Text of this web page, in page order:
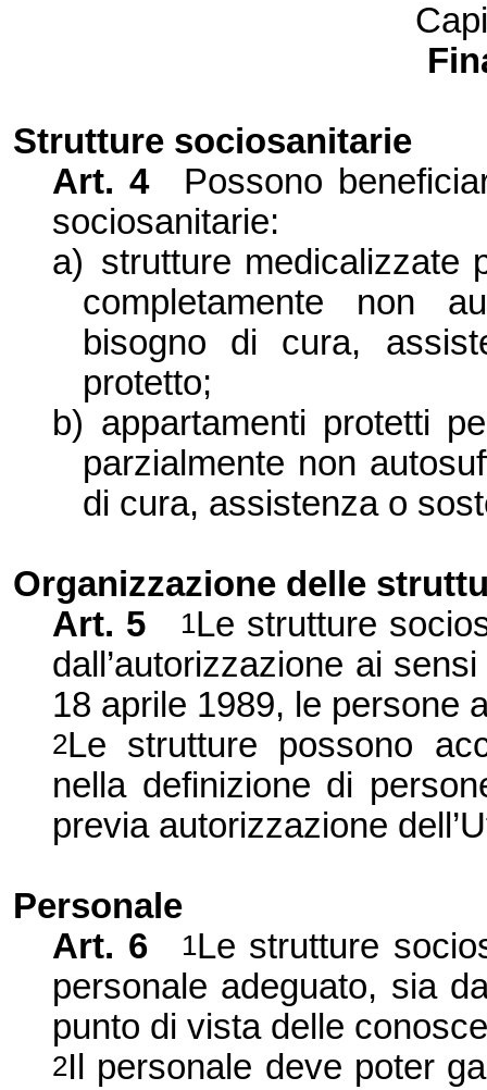
Strutture sociosanitarie
Art. 4
Possono
sociosanitarie:
a) strutture medicalizzate
completamente non
bisogno di cura,
protetto;
b) appartamenti protetti
parzialmente non
di cura, assistenza o
Organizzazione delle
Art. 5
1Le strutture
dall’autorizzazione ai
18 aprile 1989, le persone
2Le strutture possono
nella definizione di
previa autorizzazione
Personale
Art. 6
1Le strutture
personale adeguato, sia
punto di vista delle
2Il personale deve poter